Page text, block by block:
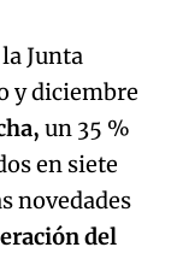
Junta
y diciembre
un 35 %
en siete
novedades
del